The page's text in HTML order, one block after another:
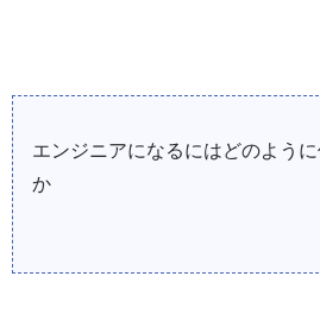
エンジニアになるにはどのよう
か